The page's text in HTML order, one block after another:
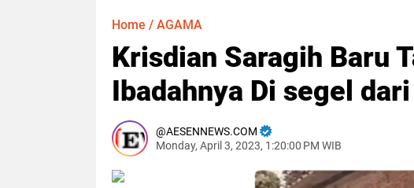
Home / AGAMA
Krisdian Saragih Baru
Ibadahnya Di segel
AESENNEWS.COM
Monday, April 3, 2023, 1:20:00 PM WIB